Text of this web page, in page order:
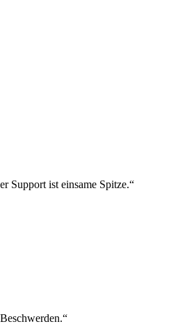
Support ist einsame Spitze.“